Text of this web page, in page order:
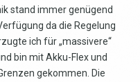
stand immer genügend
da die Regelung
ich für „massivere“
bin mit Akku-Flex und
gekommen. Die